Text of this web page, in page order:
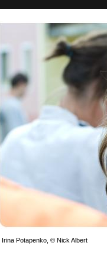
Irina Potapenko, © Nick Albert